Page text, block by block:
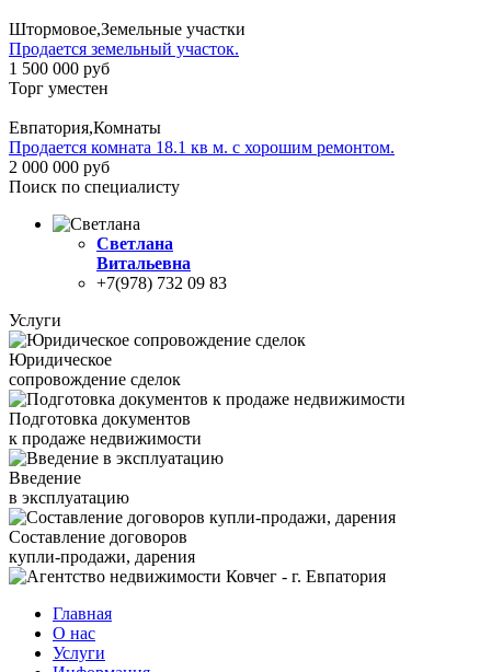
Штормовое,Земельные участки
Продается земельный участок.
1 500 000 руб
Торг уместен
Евпатория,Комнаты
Продается комната 18.1 кв м. с хорошим ремонтом.
2 000 000 руб
Поиск по специалисту
Светлана
Витальевна
+7(978) 732 09 83
Услуги
Юридическое
сопровождение сделок
Подготовка документов
к продаже недвижимости
Введение
в эксплуатацию
Составление договоров
купли-продажи, дарения
Главная
О нас
Услуги